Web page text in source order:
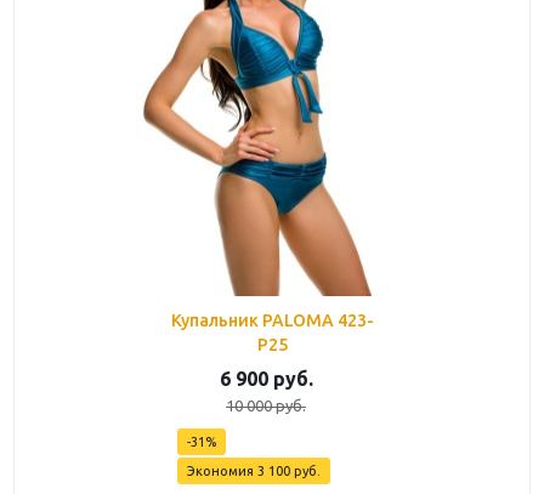
Купальник PALOMA 423-
P25
6 900руб.
10 000руб.
-31 %
Экономия 3 100руб.